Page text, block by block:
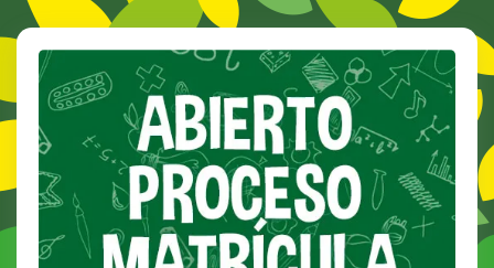
De
Ilusiones
Ópticas
En
El
Cole